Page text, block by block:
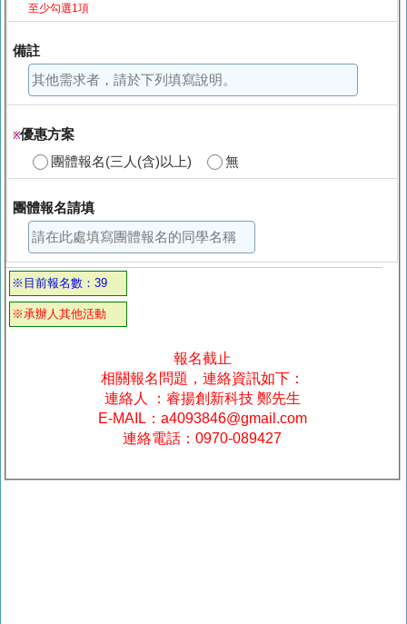
至少勾選1項
備註
※優惠方案
團體報名(三人(含)以上) 無
團體報名請填
※目前報名數：39
※承辦人其他活動
報名截止
相關報名問題，連絡資訊如下：
連絡人 ：睿揚創新科技 鄭先生
E-MAIL：a4093846@gmail.com
連絡電話：0970-089427